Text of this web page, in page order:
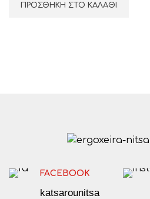
ΠΡΟΣΘΉΚΗ ΣΤΟ ΚΑΛΆΘΙ
FACEBOOK
katsarounitsa